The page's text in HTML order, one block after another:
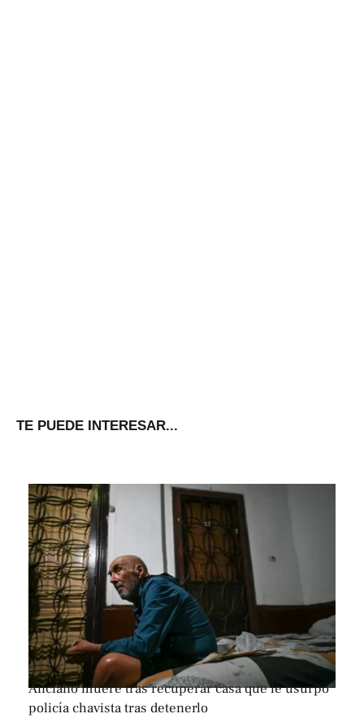
TE PUEDE INTERESAR...
Anciano muere tras recuperar casa que le usurpó
policía chavista tras detenerlo